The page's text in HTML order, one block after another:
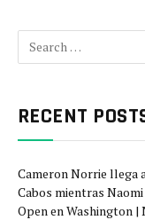
RECENT
Cameron Norrie llega
Cabos mientras
Open en Washington |